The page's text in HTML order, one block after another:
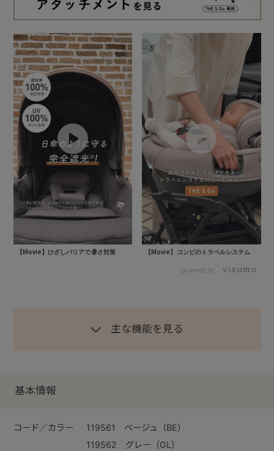
【Movie】ひざしバリアで暑さ対策 【Movie】コンビのトラベルシステム
powered by
基本情報
コード／カラー
119561 ベージュ（BE）
119562 グレー（GL）
主な機能を見る